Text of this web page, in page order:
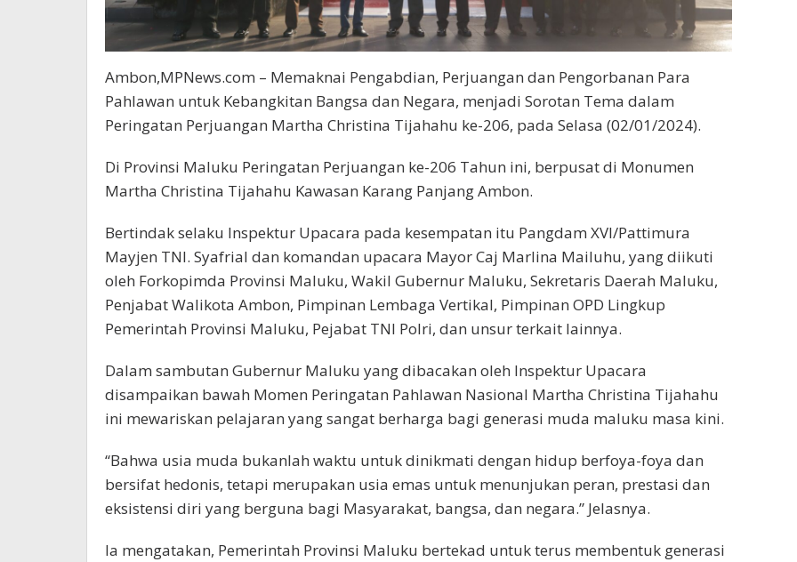
Ambon,MPNews.com – Memaknai Pengabdian, Perjuangan dan Pengorbanan Para
Pahlawan untuk Kebangkitan Bangsa dan Negara, menjadi Sorotan Tema dalam
Peringatan Perjuangan Martha Christina Tijahahu ke-206, pada Selasa (02/01/2024).
Di Provinsi Maluku Peringatan Perjuangan ke-206 Tahun ini, berpusat di Monumen
Martha Christina Tijahahu Kawasan Karang Panjang Ambon.
Bertindak selaku Inspektur Upacara pada kesempatan itu Pangdam XVI/Pattimura
Mayjen TNI. Syafrial dan komandan upacara Mayor Caj Marlina Mailuhu, yang diikuti
oleh Forkopimda Provinsi Maluku, Wakil Gubernur Maluku, Sekretaris Daerah Maluku,
Penjabat Walikota Ambon, Pimpinan Lembaga Vertikal, Pimpinan OPD Lingkup
Pemerintah Provinsi Maluku, Pejabat TNI Polri, dan unsur terkait lainnya.
Dalam sambutan Gubernur Maluku yang dibacakan oleh Inspektur Upacara
disampaikan bawah Momen Peringatan Pahlawan Nasional Martha Christina Tijahahu
ini mewariskan pelajaran yang sangat berharga bagi generasi muda maluku masa kini.
“Bahwa usia muda bukanlah waktu untuk dinikmati dengan hidup berfoya-foya dan
bersifat hedonis, tetapi merupakan usia emas untuk menunjukan peran, prestasi dan
eksistensi diri yang berguna bagi Masyarakat, bangsa, dan negara.” Jelasnya.
Ia mengatakan, Pemerintah Provinsi Maluku bertekad untuk terus membentuk generasi